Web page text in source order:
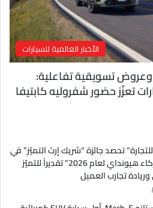
الأخبار العالمية للسيارات
وعروض تسويقية تفاعلية:
تعزّز حضور شفروليه كابتيفا
تحصد جائزة “شريك إرث التميّز” في
قمة “شركاء هيونداي لعام 2026” تقديراً للتميّز
تجارب العميل